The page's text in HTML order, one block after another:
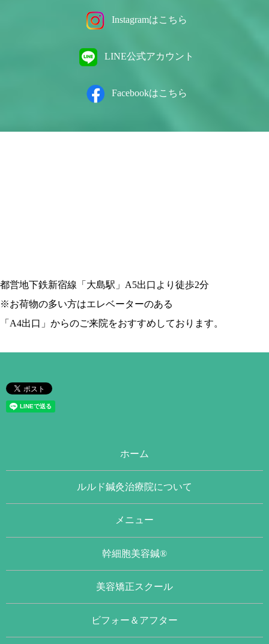
Instagramはこちら
LINE公式アカウント
Facebookはこちら
都営地下鉄新宿線「大島駅」A5出口より徒歩2分
※お荷物の多い方はエレベーターのある
「A4出口」からのご来院をおすすめしております。
ホーム
ルルド鍼灸治療院について
メニュー
幹細胞美容鍼®
美容矯正スクール
ビフォー＆アフター